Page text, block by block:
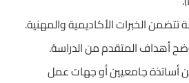
تتضمن الخبرات الأكاديمية والمهنية.
أهداف المتقدم من الدراسة.
أساتذة جامعيين أو جهات عمل